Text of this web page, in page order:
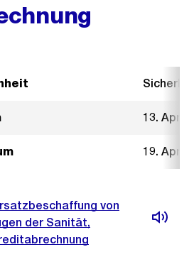
13. April
19. April
von
der Sanität,